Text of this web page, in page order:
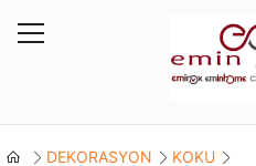
DEKORASYON
KOKU